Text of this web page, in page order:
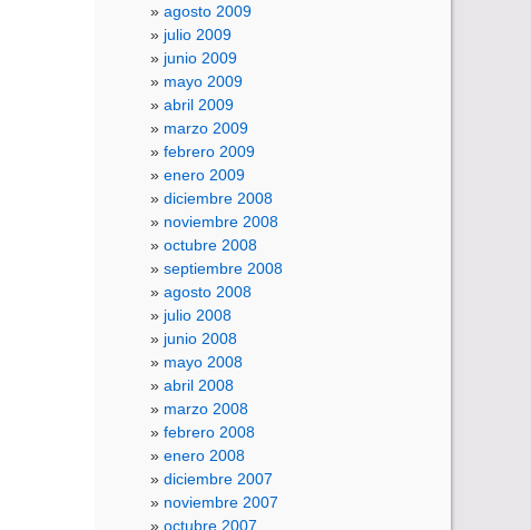
agosto 2009
julio 2009
junio 2009
mayo 2009
abril 2009
marzo 2009
febrero 2009
enero 2009
diciembre 2008
noviembre 2008
octubre 2008
septiembre 2008
agosto 2008
julio 2008
junio 2008
mayo 2008
abril 2008
marzo 2008
febrero 2008
enero 2008
diciembre 2007
noviembre 2007
octubre 2007